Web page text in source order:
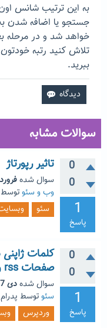
به این ترتیب شانس
جستجو یا اضافه شدن
خواهد شد و در مرحله
تلاش کنید رتبه خودتون
ببرید.
سوالات مشابه
0
0
1
پاسخ
تاثیر رپورتاژ
سوال شدهفروردین
وب و سئوتوسط
سئو
0
0
1
پاسخ
کلمات
صفحات rss و سرچ کنسول
سوال شدهدی 7, 1403
سئوتوسط پدرام
وردپرس